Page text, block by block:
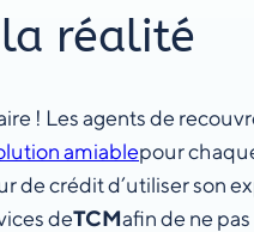
la réalité
! Les agents de
amiablepour
crédit d’utiliser son
deTCMafin de ne